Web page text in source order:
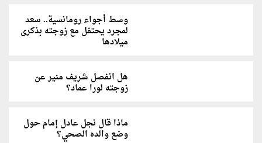
وسط أجواء رومانسية.. سعد
لمجرد يحتفل مع زوجته بذكرى
ميلادها
هل انفصل شريف منير عن
زوجته لورا عماد؟
ماذا قال نجل عادل إمام حول
وضع والده الصحي؟